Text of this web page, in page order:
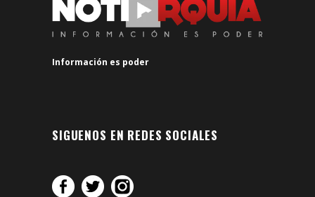
Información es poder
SIGUENOS EN REDES SOCIALES